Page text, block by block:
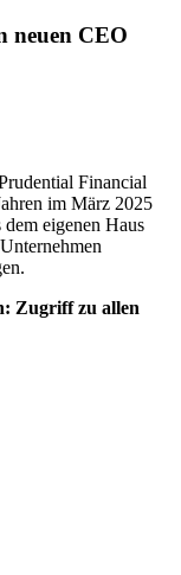
neuen CEO
Financial
im März 2025
eigenen Haus
Zugriff zu allen